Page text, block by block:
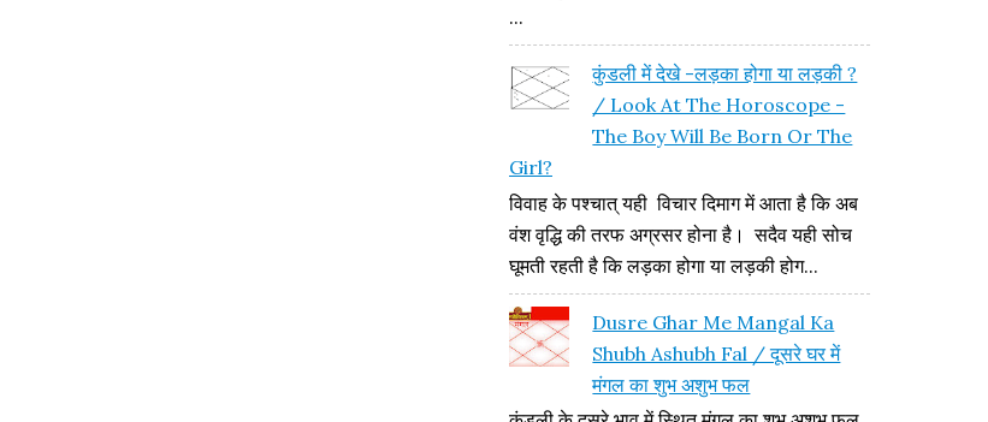
...
कुंडली में देखे -लड़का होगा या लड़की ?
/ Look At The Horoscope -
The Boy Will Be Born Or The
Girl?
विवाह के पश्चात् यही विचार दिमाग में आता है कि अब
वंश वृद्धि की तरफ अग्रसर होना है। सदैव यही सोच
घूमती रहती है कि लड़का होगा या लड़की होग...
Dusre Ghar Me Mangal Ka
Shubh Ashubh Fal / दूसरे घर में
मंगल का शुभ अशुभ फल